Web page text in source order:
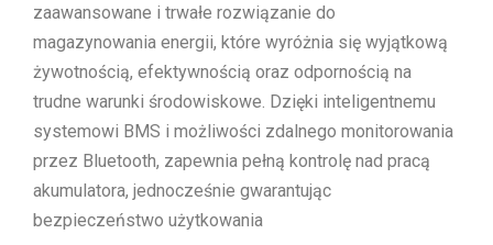
zaawansowane i trwałe rozwiązanie do
magazynowania energii, które wyróżnia się wyjątkową
żywotnością, efektywnością oraz odpornością na
trudne warunki środowiskowe. Dzięki inteligentnemu
systemowi BMS i możliwości zdalnego monitorowania
przez Bluetooth, zapewnia pełną kontrolę nad pracą
akumulatora, jednocześnie gwarantując
bezpieczeństwo użytkowania